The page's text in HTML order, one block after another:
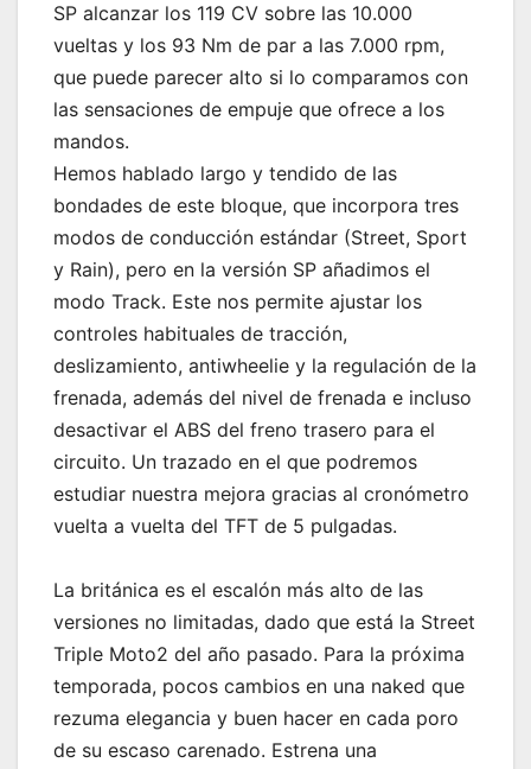
SP alcanzar los 119 CV sobre las 10.000
vueltas y los 93 Nm de par a las 7.000 rpm,
que puede parecer alto si lo comparamos con
las sensaciones de empuje que ofrece a los
mandos.
Hemos hablado largo y tendido de las
bondades de este bloque, que incorpora tres
modos de conducción estándar (Street, Sport
y Rain), pero en la versión SP añadimos el
modo Track. Este nos permite ajustar los
controles habituales de tracción,
deslizamiento, antiwheelie y la regulación de la
frenada, además del nivel de frenada e incluso
desactivar el ABS del freno trasero para el
circuito. Un trazado en el que podremos
estudiar nuestra mejora gracias al cronómetro
vuelta a vuelta del TFT de 5 pulgadas.
La británica es el escalón más alto de las
versiones no limitadas, dado que está la Street
Triple Moto2 del año pasado. Para la próxima
temporada, pocos cambios en una naked que
rezuma elegancia y buen hacer en cada poro
de su escaso carenado. Estrena una